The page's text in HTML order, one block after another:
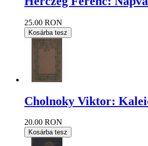
25.00 RON
Kosárba tesz
Cholnoky Viktor:
20.00 RON
Kosárba tesz